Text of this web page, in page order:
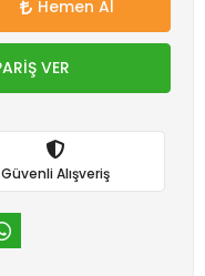
Hemen Al
VER
Güvenli Alışveriş